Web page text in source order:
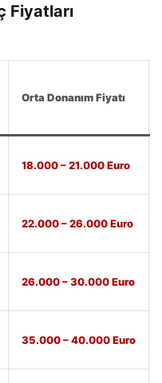
Fiyatları
Orta Donanım Fiyatı
18.000 – 21.000 Euro
22.000 – 26.000 Euro
26.000 – 30.000 Euro
35.000 – 40.000 Euro